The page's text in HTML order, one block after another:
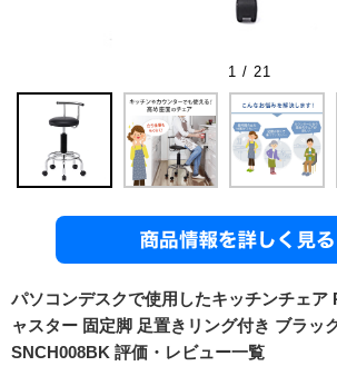
1 / 21
パソコンデスクで使用したキッチンチェア
ャスター 固定脚 足置きリング付き ブラッ
SNCH008BK 評価・レビュー一覧